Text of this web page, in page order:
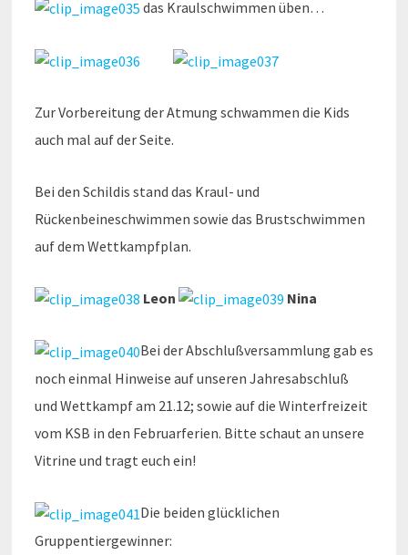
das Kraulschwimmen üben…
Zur Vorbereitung der Atmung schwammen die Kids
auch mal auf der Seite.
Bei den Schildis stand das Kraul- und
Rückenbeineschwimmen sowie das Brustschwimmen
auf dem Wettkampfplan.
Leon Nina
Bei der Abschlußversammlung gab es
noch einmal Hinweise auf unseren Jahresabschluß
und Wettkampf am 21.12; sowie auf die Winterfreizeit
vom KSB in den Februarferien. Bitte schaut an unsere
Vitrine und tragt euch ein!
Die beiden glücklichen
Gruppentiergewinner: